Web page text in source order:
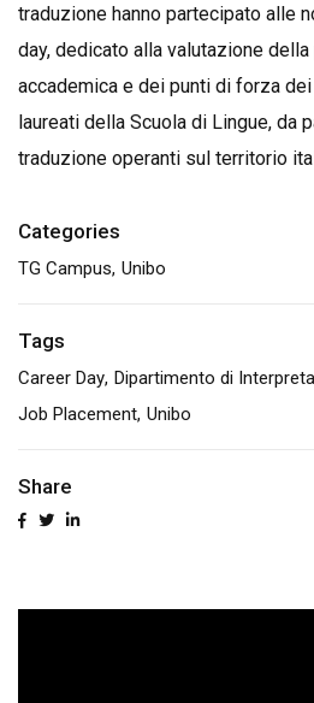
traduzione hanno partecipato alle
day, dedicato alla valutazione
accademica e dei punti di forza
laureati della Scuola di Lingue, da
traduzione operanti sul territorio
Categories
TG Campus Unibo
Tags
Career Day Dipartimento di
Job Placement Unibo
Share